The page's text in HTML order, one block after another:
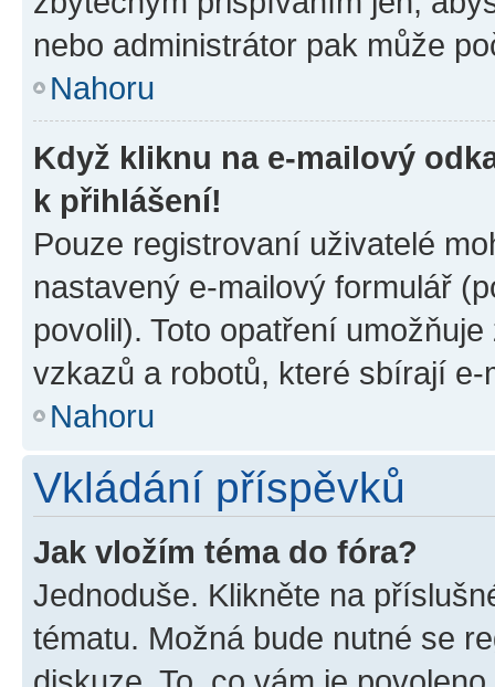
nebo administrátor pak může
Nahoru
Když kliknu na e-mailový
k přihlášení!
Pouze registrovaní uživatelé
nastavený e-mailový formulář
povolil). Toto opatření
vzkazů a robotů, které sbírají e-
Nahoru
Vkládání příspěvků
Jak vložím téma do fóra?
Jednoduše. Klikněte na
tématu. Možná bude nutné se